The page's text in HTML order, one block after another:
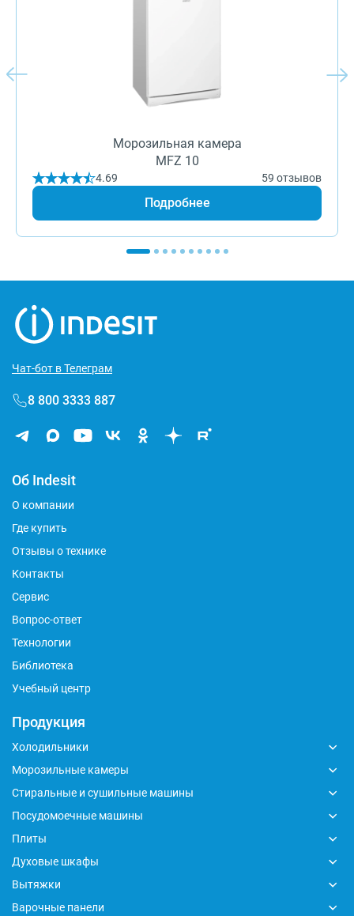
Морозильная камера
MFZ 10
4.69 59 отзывов
Подробнее
Чат-бот в Телеграм
8 800 3333 887
Об Indesit
О компании
Где купить
Отзывы о технике
Контакты
Сервис
Вопрос-ответ
Технологии
Библиотека
Учебный центр
Продукция
Холодильники
Морозильные камеры
Стиральные и сушильные машины
Посудомоечные машины
Плиты
Духовые шкафы
Вытяжки
Варочные панели